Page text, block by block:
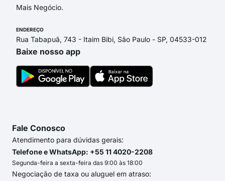
Mais Negócio.
ENDEREÇO
Rua Tabapuã, 743 - Itaim Bibi, São Paulo - SP, 04533-012
Baixe nosso app
Fale Conosco
Atendimento para dúvidas gerais:
Telefone e WhatsApp: +55 11 4020-2208
Segunda-feira a sexta-feira das 9:00 às 18:00
Negociação de taxa ou aluguel em atraso: